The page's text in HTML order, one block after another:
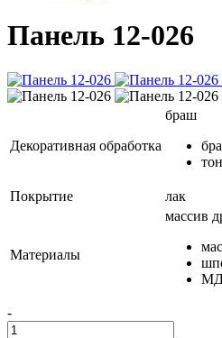
Панель 12-026
Декоративная обработка
браш
Покрытие лак
Материалы
массив
-